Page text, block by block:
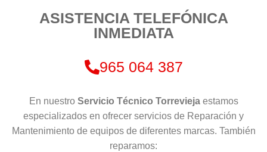
ASISTENCIA TELEFÓNICA
INMEDIATA
965 064 387
En nuestro Servicio Técnico Torreviejaestamos
especializados en ofrecer servicios de Reparación y
Mantenimiento de equipos de diferentes marcas. También
reparamos: